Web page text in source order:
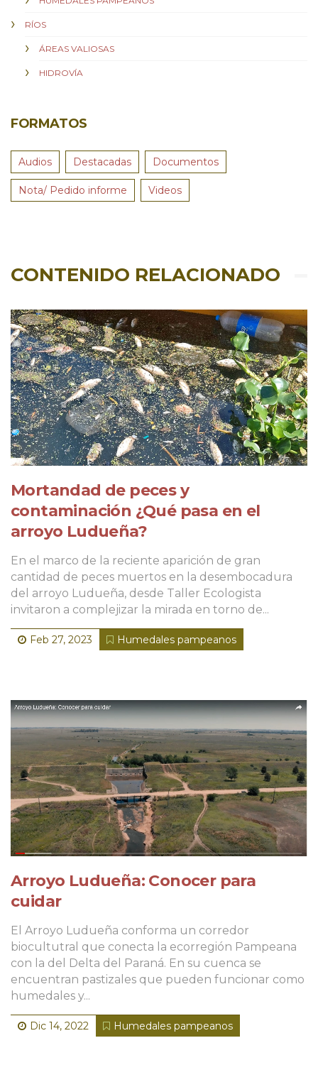
RÍOS
ÁREAS VALIOSAS
HIDROVÍA
FORMATOS
Audios Destacadas Documentos
Nota/ Pedido informe Videos
CONTENIDO RELACIONADO
Mortandad de peces y
contaminación ¿Qué pasa en el
arroyo Ludueña?
En el marco de la reciente aparición de gran
cantidad de peces muertos en la desembocadura
del arroyo Ludueña, desde Taller Ecologista
invitaron a complejizar la mirada en torno de...
Feb 27, 2023 Humedales pampeanos
Arroyo Ludueña: Conocer para
cuidar
El Arroyo Ludueña conforma un corredor
biocultutral que conecta la ecorregión Pampeana
con la del Delta del Paraná. En su cuenca se
encuentran pastizales que pueden funcionar como
humedales y...
Dic 14, 2022 Humedales pampeanos